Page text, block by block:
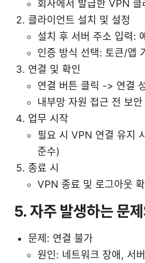
회사에서 발급한 VPN
클라이언트 설치 및 설정
설치 후 서버 주소 입력
인증 방식 선택: 토큰/앱
연결 및 확인
연결 버튼 클릭 -> 연결
내부망 자원 접근 전 보
업무 시작
필요 시 VPN 연결 유지
준수)
종료 시
VPN 종료 및 로그아웃
5. 자주 발생하는 문
문제: 연결 불가
원인: 네트워크 장애, 서